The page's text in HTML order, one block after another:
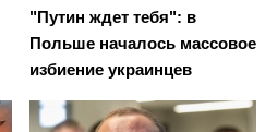
"Путин ждет тебя": в
Польше началось массовое
избиение украинцев